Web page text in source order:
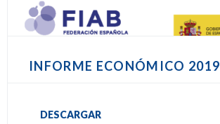
INFORME ECONÓMICO 2019
DESCARGAR